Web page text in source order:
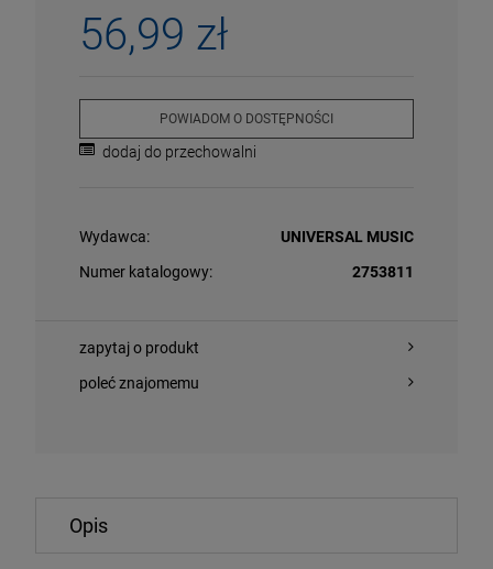
56,99 zł
POWIADOM O DOSTĘPNOŚCI
dodaj do przechowalni
Wydawca:
UNIVERSAL MUSIC
Numer katalogowy:
2753811
zapytaj o produkt
poleć znajomemu
Opis